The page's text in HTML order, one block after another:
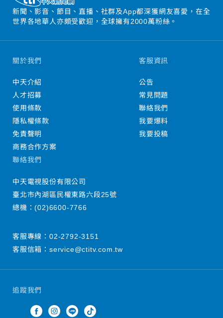
新聞、影音、節目、直播、社群及App都深獲網友喜愛，在全
世界各地華人亦頗受歡迎，全球擁有2000萬粉絲。
追蹤我們
關於我們
中天介紹
人才招募
使用條款
隱私權條款
免責聲明
商務合作方案
客服資訊
公告
常見問題
聯絡我們
我要爆料
我要投稿
聯絡我們
中天電視股份有限公司
臺北市內湖區民權東路六段25號
總機：(02)6600-7766
客服專線： 02-2792-3151
客服信箱： service@ctitv.com.tw